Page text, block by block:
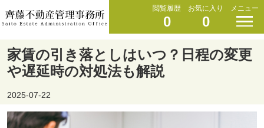
閲覧履歴
0
お気に入り
0
メニュー
家賃の引き落としはいつ？日程の変更
や遅延時の対処法も解説
2025-07-22